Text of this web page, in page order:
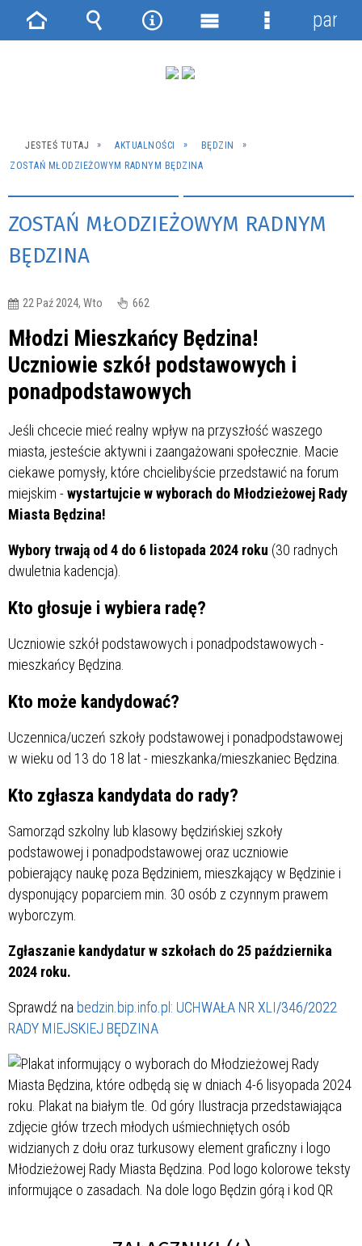
JESTEŚ TUTAJ AKTUALNOŚCI
BĘDZIN
ZOSTAŃ MŁODZIEŻOWYM RADNYM BĘDZINA
ZOSTAŃ MŁODZIEŻOWYM RADNYM
BĘDZINA
22 Paź 2024, Wto 662
Młodzi Mieszkańcy Będzina!
Uczniowie szkół podstawowych i
ponadpodstawowych
Jeśli chcecie mieć realny wpływ na przyszłość waszego
miasta, jesteście aktywni i zaangażowani społecznie. Macie
ciekawe pomysły, które chcielibyście przedstawić na forum
miejskim - wystartujcie w wyborach do Młodzieżowej Rady
Miasta Będzina!
Wybory trwają od 4 do 6 listopada 2024 roku (30 radnych
dwuletnia kadencja).
Kto głosuje i wybiera radę?
Uczniowie szkół podstawowych i ponadpodstawowych -
mieszkańcy Będzina.
Kto może kandydować?
Uczennica/uczeń szkoły podstawowej i ponadpodstawowej
w wieku od 13 do 18 lat - mieszkanka/mieszkaniec Będzina.
Kto zgłasza kandydata do rady?
Samorząd szkolny lub klasowy będzińskiej szkoły
podstawowej i ponadpodstawowej oraz uczniowie
pobierający naukę poza Będziniem, mieszkający w Będzinie i
dysponujący poparciem min. 30 osób z czynnym prawem
wyborczym.
Zgłaszanie kandydatur w szkołach do 25 października
2024 roku.
Sprawdź na bedzin.bip.info.pl: UCHWAŁA NR XLI/346/2022
RADY MIEJSKIEJ BĘDZINA
Strona Wyszukiwarka
NarzędziaMenu
Menu
panel